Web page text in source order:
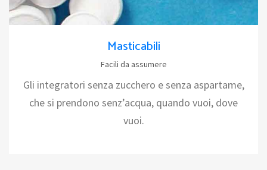
Masticabili
Facili da assumere
Gli integratori senza zucchero e senza aspartame,
che si prendono senz’acqua, quando vuoi, dove
vuoi.